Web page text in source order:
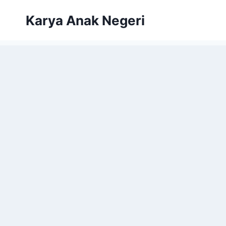
Karya Anak Negeri